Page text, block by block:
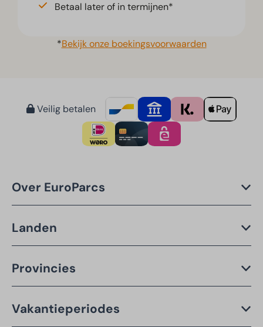
Betaal later of in termijnen*
*Bekijk onze boekingsvoorwaarden
Veilig betalen
Over EuroParcs
Landen
Provincies
Vakantieperiodes